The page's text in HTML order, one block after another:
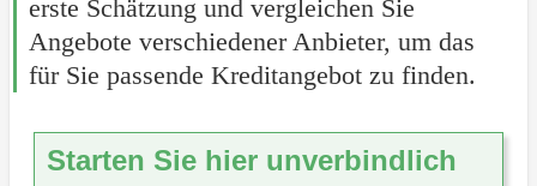
erste Schätzung und vergleichen Sie
Angebote verschiedener Anbieter, um das
für Sie passende Kreditangebot zu finden.
Starten Sie hier unverbindlich